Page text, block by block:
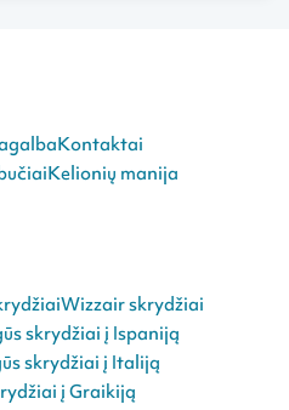
Kontaktai
Kelionių manija
Wizzair skrydžiai
skrydžiai į Ispaniją
skrydžiai į Italiją
į Graikiją